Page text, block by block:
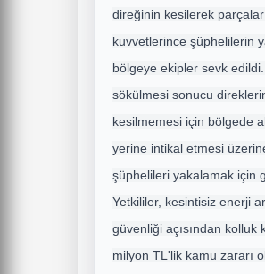
direğinin kesilerek
kuvvetlerince şüphelilerin
bölgeye ekipler sevk
sökülmesi sonucu
kesilmemesi için bölgede
yerine intikal etmesi
şüphelileri yakalamak için
Yetkililer, kesintisiz enerji
güvenliği açısından
milyon TL'lik kamu zararı